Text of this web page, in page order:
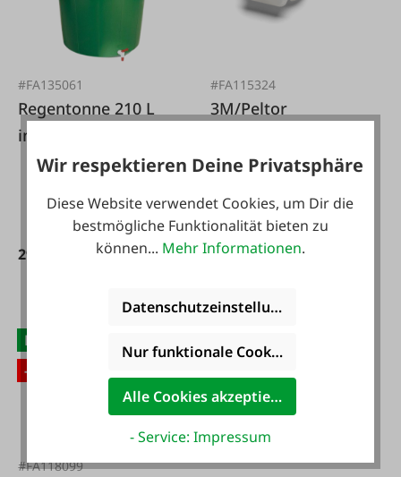
#FA135061
Regentonne 210 L
inkl. Deckel u. Hahn
29,95 €*
#FA115324
3M/Peltor
Stk. Rasenroboter
2,99 €*
NEU
-33 %
#FA118099
Wir respektieren Deine Privatsphäre
Diese Website verwendet Cookies, um Dir die
bestmögliche Funktionalität bieten zu
können... Mehr Informationen.
Datenschutzeinstellungen
Nur funktionale Cookies akzeptieren
Alle Cookies akzeptieren
- Service: Impressum